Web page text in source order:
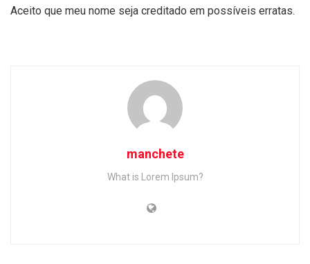
Aceito que meu nome seja creditado em possíveis erratas.
manchete
What is Lorem Ipsum?